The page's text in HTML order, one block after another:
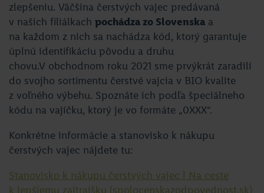
zlepšeniu. Väčšina čerstvých vajec predávaná
v našich filiálkach pochádza zo Slovenska a
na každom z nich sa nachádza kód, ktorý garantuje
úplnú identifikáciu pôvodu a druhu
chovu.V obchodnom roku 2021 sme prvýkrát zaradili
do svojho sortimentu čerstvé vajcia v BIO kvalite
z voľného výbehu. Spoznáte ich podľa špeciálneho
kódu na vajíčku, ktorý je vo formáte „0XXX“.
Konkrétne informácie a stanovisko k nákupu
čerstvých vajec nájdete tu:
Stanovisko k nákupu čerstvých vajec | Na ceste
k lepšiemu zajtrajšku (spolocenskazodpovednost.sk)